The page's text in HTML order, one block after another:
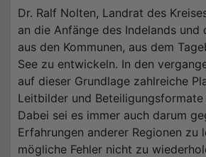
Dr. Ralf Nolten, Landrat des
an die Anfänge des Indelands und
aus den Kommunen, aus dem
See zu entwickeln. In den
auf dieser Grundlage zahlreiche
Leitbilder und Beteiligungsformate
Dabei sei es immer auch darum
Erfahrungen anderer Regionen zu
mögliche Fehler nicht zu